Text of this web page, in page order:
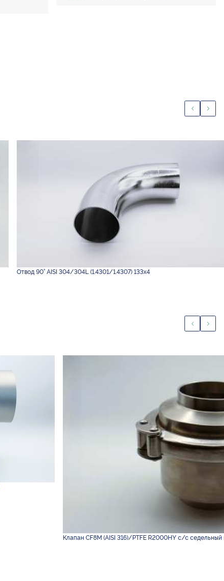
Отвод 90° AISI 304/304L (1.4301/1.4307) 133х4
Клапан CF8M (AISI 316)/PTFE R2000HY с/с